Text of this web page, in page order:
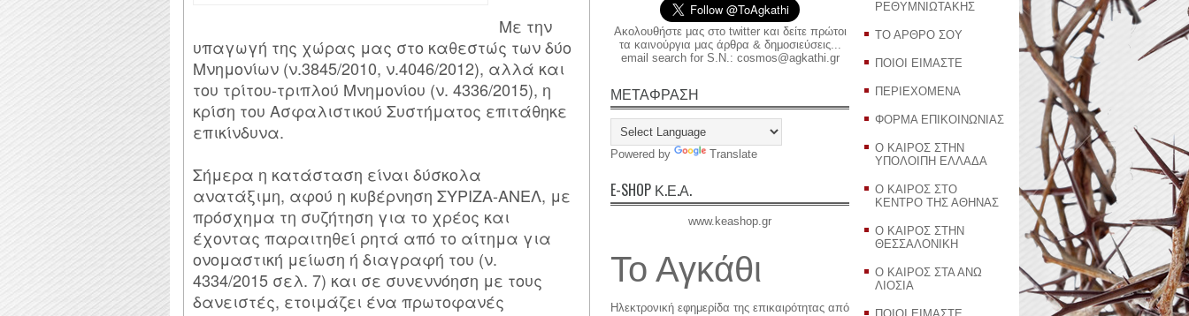
Με την
υπαγωγή της χώρας μας στο καθεστώς των δύο
Μνημονίων (ν.3845/2010, ν.4046/2012), αλλά και
του τρίτου-τριπλού Μνημονίου (ν. 4336/2015), η
κρίση του Ασφαλιστικού Συστήματος επιτάθηκε
επικίνδυνα.
Σήμερα η κατάσταση είναι δύσκολα
ανατάξιμη, αφού η κυβέρνηση ΣΥΡΙΖΑ-ΑΝΕΛ, με
πρόσχημα τη συζήτηση για το χρέος και
έχοντας παραιτηθεί ρητά από το αίτημα για
ονομαστική μείωση ή διαγραφή του (ν.
4334/2015 σελ. 7) και σε συνεννόηση με τους
δανειστές, ετοιμάζει ένα πρωτοφανές
Ακολουθήστε μας στο twitter και δείτε πρώτοι
τα καινούργια μας άρθρα & δημοσιεύσεις...
email search for S.N.: cosmos@agkathi.gr
ΜΕΤΑΦΡΑΣΗ
Powered by Translate
E-SHOP Κ.Ε.Α.
www.keashop.gr
Το Αγκάθι
Ηλεκτρονική εφημερίδα της επικαιρότητας από
ΡΕΘΥΜΝΙΩΤΑΚΗΣ
ΤΟ ΑΡΘΡΟ ΣΟΥ
ΠΟΙΟΙ ΕΙΜΑΣΤΕ
ΠΕΡΙΕΧΟΜΕΝΑ
ΦΟΡΜΑ ΕΠΙΚΟΙΝΩΝΙΑΣ
Ο ΚΑΙΡΟΣ ΣΤΗΝ
ΥΠΟΛΟΙΠΗ ΕΛΛΑΔΑ
Ο ΚΑΙΡΟΣ ΣΤΟ
ΚΕΝΤΡΟ ΤΗΣ ΑΘΗΝΑΣ
Ο ΚΑΙΡΟΣ ΣΤΗΝ
ΘΕΣΣΑΛΟΝΙΚΗ
Ο ΚΑΙΡΟΣ ΣΤΑ ΑΝΩ
ΛΙΟΣΙΑ